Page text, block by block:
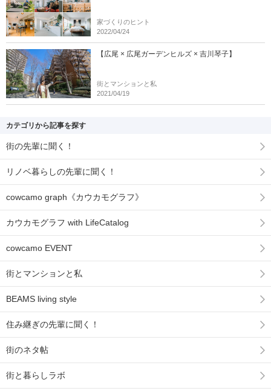
家づくりのヒント
2022/04/24
【広尾 × 広尾ガーデンヒルズ × 吉川琴子】
街とマンションと私
2021/04/19
カテゴリから記事を探す
街の先輩に聞く！
リノベ暮らしの先輩に聞く！
cowcamo graph《カウカモグラフ》
カウカモグラフ with LifeCatalog
cowcamo EVENT
街とマンションと私
BEAMS living style
住み継ぎの先輩に聞く！
街のネタ帖
街と暮らしラボ